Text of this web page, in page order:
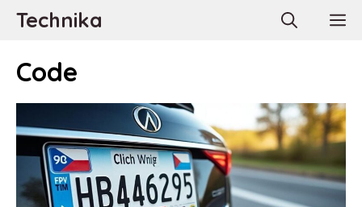
AllerTechnika
Code